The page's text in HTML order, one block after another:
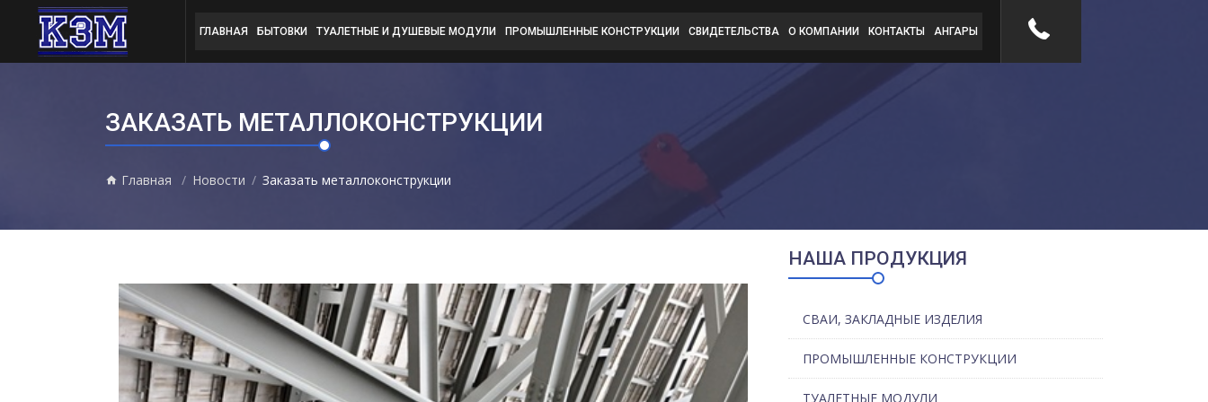
ГЛАВНАЯ БЫТОВКИ ТУАЛЕТНЫЕ И ДУШЕВЫЕ МОДУЛИ ПРОМЫШЛЕННЫЕ КОНСТРУКЦИИ СВИДЕТЕЛЬСТВА О КОМПАНИИ КОНТАКТЫ АНГАРЫ
ЗАКАЗАТЬ МЕТАЛЛОКОНСТРУКЦИИ
Главная Новости Заказать металлоконструкции
НАША ПРОДУКЦИЯ
СВАИ, ЗАКЛАДНЫЕ ИЗДЕЛИЯ
ПРОМЫШЛЕННЫЕ КОНСТРУКЦИИ
ТУАЛЕТНЫЕ МОДУЛИ